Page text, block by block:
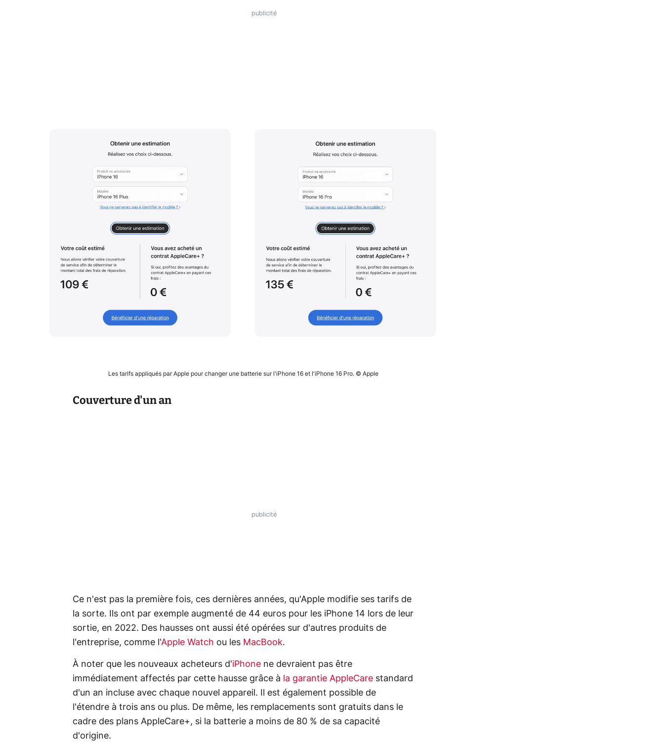
Les tarifs appliqués par Apple pour changer une batterie sur l'iPhone 16 et l'iPhone 16 Pro. © Apple
Couverture d'un an
Ce n'est pas la première fois, ces dernières années, qu'Apple modifie ses tarifs de
la sorte. Ils ont par exemple augmenté de 44 euros pour les iPhone 14 lors de leur
sortie, en 2022. Des hausses ont aussi été opérées sur d'autres produits de
l'entreprise, comme l'Apple Watch ou les MacBook.
À noter que les nouveaux acheteurs d'iPhone ne devraient pas être
immédiatement affectés par cette hausse grâce à
la garantie AppleCare standard
d'un an incluse avec chaque nouvel appareil. Il est également possible de
l'étendre à trois ans ou plus. De même, les remplacements sont gratuits dans le
cadre des plans AppleCare+, si la batterie a moins de 80 % de sa capacité
d'origine.